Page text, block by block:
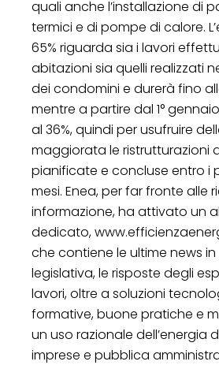
quali anche l’installazione di
termici e di pompe di calore.
65% riguarda sia i lavori
abitazioni sia quelli realizzati
dei condomini e durerà fino
mentre a partire dal 1°
al 36%, quindi per usufruire
maggiorata le ristrutturazioni
pianificate e concluse entro i
mesi. Enea, per far fronte alle
informazione, ha attivato un
dedicato,
che contiene le ultime news
legislativa, le risposte degli
lavori, oltre a soluzioni
formative, buone pratiche e
un uso razionale dell’energia
imprese e pubblica